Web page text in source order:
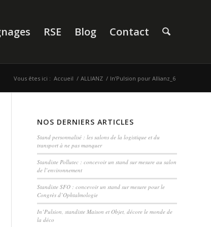
RSE Blog Contact
Vous êtes ici : Accueil / ALLIANZ / In’Pulsion pour Allianz_6
NOS DERNIERS ARTICLES
Stand personnalisé : les salons de la logistique et du
transport à ne pas manquer
Standiste Pollutec : concevoir un stand sur mesure au salon
de l’environnement
Standiste SFO : concevoir un stand sur mesure pour le
Congrès d’Ophtalmologie
In’Pulsion, standiste Maison et Objet, décore le monde de
la déco